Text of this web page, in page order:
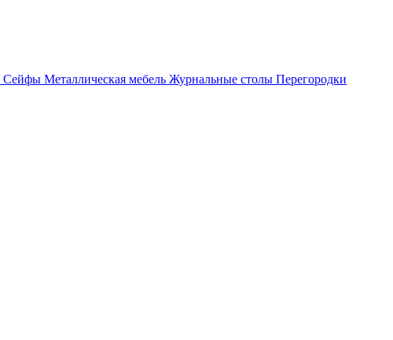
Сейфы Металлическая мебель Журнальные столы Перегородки